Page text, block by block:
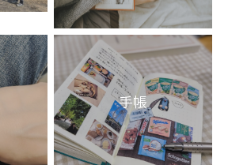
手帳